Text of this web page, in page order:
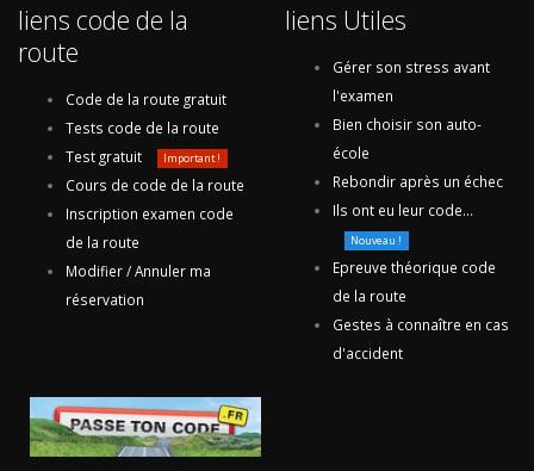
liens code de la
route
Code de la route gratuit
Tests code de la route
Test gratuit
Important !
Cours de code de la route
Inscription examen code
de la route
Modifier / Annuler ma
réservation
liens Utiles
Gérer son stress avant
l'examen
Bien choisir son auto-
école
Rebondir après un échec
Ils ont eu leur code...
Nouveau !
Epreuve théorique code
de la route
Gestes à connaître en cas
d'accident